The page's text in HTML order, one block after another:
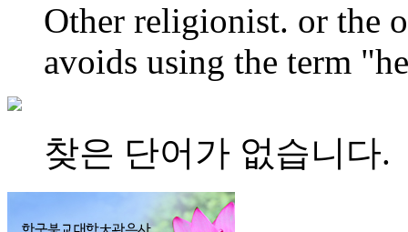
Other religionist. or the
avoids using the term
찾은 단어가 없습니다.